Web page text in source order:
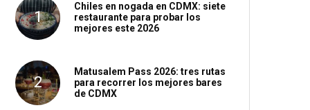
Chiles en nogada en CDMX: siete
restaurante para probar los
mejores este 2026
Matusalem Pass 2026: tres rutas
para recorrer los mejores bares
de CDMX